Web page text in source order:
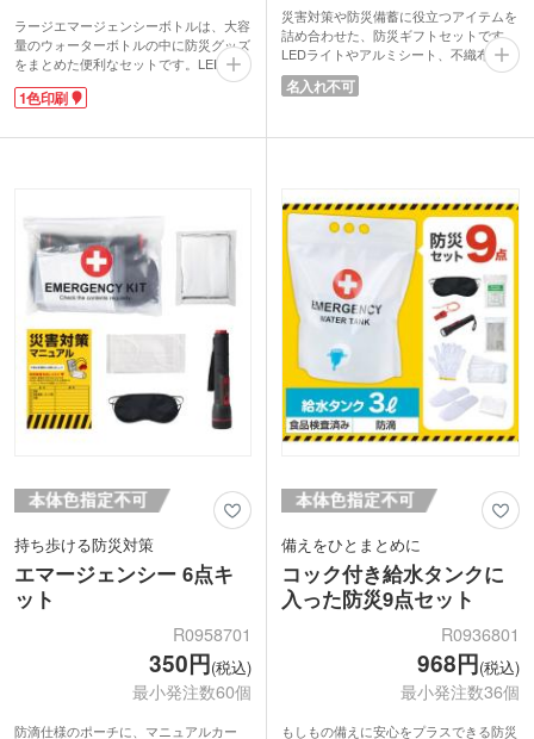
ラージエマージェンシーボトルは、大容
量のウォーターボトルの中に防災グッズ
をまとめた便利なセットです。LEDライ
トやホイッスル、黒ビニール袋など実用
性の高い6点を厳選し、非常時にすぐ使
プのQRコードも掲載され、防災意識の
1色のパッド印刷か回転シルク印刷が可
能。イベント配布や啓発用途に最適で、
男女問わず喜ばれるアイテムです。
1色印刷
災害対策や防災備蓄に役立つアイテムを
詰め合わせた、防災ギフトセットです。
LEDライトやアルミシート、不織布マス
ク、笛、非常用トイレなど、いざという
時に備えたい8点を厳選。大判サイズの
ど、大切な方へ安心を届ける実用的なギ
フトとしておすすめです。
名入れ不可
持ち歩ける防災対策
エマージェンシー 6点キ
ット
R0958701
350円(税込)
最小発注数60個
防滴仕様のポーチに、マニュアルカー
備えをひとまとめに
コック付き給水タンクに
入った防災9点セット
R0936801
968円(税込)
最小発注数36個
もしもの備えに安心をプラスできる防災